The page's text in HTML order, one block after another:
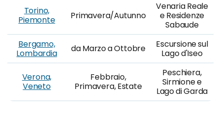
Torino,
Piemonte
Primavera/Autunno
Venaria Reale
e Residenze
Sabaude
Bergamo,
Lombardia
da Marzo a Ottobre
Escursione sul
Lago d'Iseo
Verona,
Veneto
Febbraio,
Primavera, Estate
Peschiera,
Sirmione e
Lago di Garda